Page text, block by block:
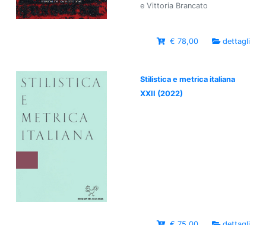
e Vittoria Brancato
€ 78,00 dettagli
Stilistica e metrica italiana
XXII (2022)